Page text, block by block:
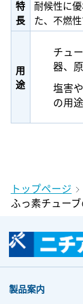
特
長
耐候性に
た、不燃性
用
途
チュ
器、
塩害
の用途
トップページ
ふっ素チュー
製品案内